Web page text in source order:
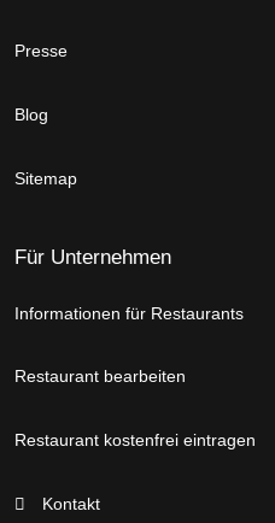
Presse
Blog
Sitemap
Für Unternehmen
Informationen für Restaurants
Restaurant bearbeiten
Restaurant kostenfrei eintragen
Kontakt